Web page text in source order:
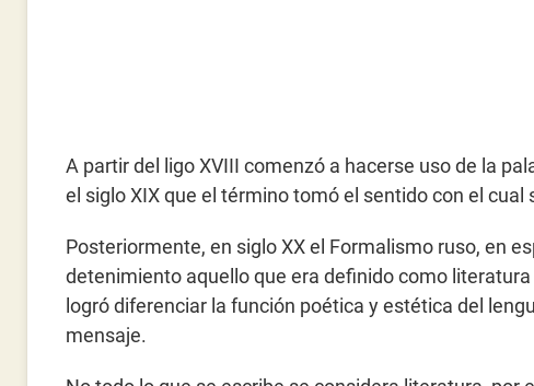
A partir del ligo XVIII comenzó a hacerse uso de la
el siglo XIX que el término tomó el sentido con el cual
Posteriormente, en siglo XX el Formalismo ruso, en
detenimiento aquello que era definido como
logró diferenciar la función poética y estética del
mensaje.